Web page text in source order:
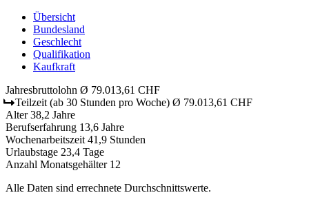
Übersicht
Bundesland
Geschlecht
Qualifikation
Kaufkraft
Jahresbruttolohn Ø 79.013,61 CHF
Teilzeit (ab 30 Stunden pro Woche) Ø 79.013,61 CHF
Alter 38,2 Jahre
Berufserfahrung 13,6 Jahre
Wochenarbeitszeit 41,9 Stunden
Urlaubstage 23,4 Tage
Anzahl Monatsgehälter 12
Alle Daten sind errechnete Durchschnittswerte.